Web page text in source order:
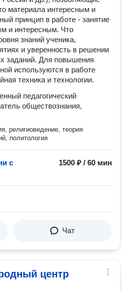
материала интересным и
принцип в работе - занятие
и интересным. Что
знаний ученика,
и уверенность в решении
заданий. Для повышения
используются в работе
техника и технологии.
педагогический
обществознания,
религиоведение, теория
политология
с
1500 ₽ / 60 мин
Чат
центр